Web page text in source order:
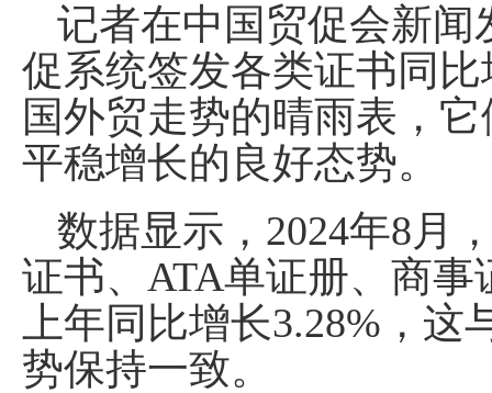
记者在中国贸促会新闻
促系统签发各类证书同
国外贸走势的晴雨表，
平稳增长的良好态势。
数据显示，2024年8月
证书、ATA单证册、商
上年同比增长3.28%，
势保持一致。